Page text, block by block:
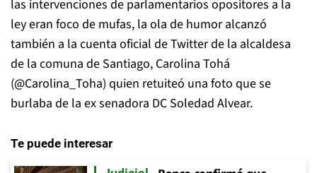
las intervenciones de parlamentarios opositores a la
ley eran foco de mufas, la ola de humor alcanzó
también a la cuenta oficial de Twitter de la alcaldesa
de la comuna de Santiago, Carolina Tohá
(@Carolina_Toha) quien retuiteó una foto que se
burlaba de la ex senadora DC Soledad Alvear.
Te puede interesar